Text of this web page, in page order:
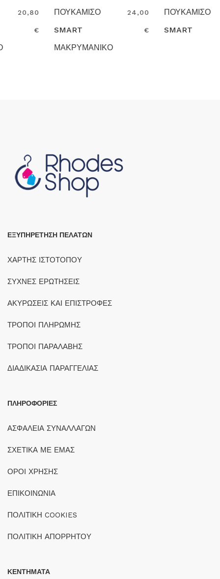
ΠΟΥΚΑΜΙΣΟ
SMART
ΜΑΚΡΥΜΑΝΙΚΟ
24,00
ΠΟΥΚΑΜΙΣΟ
SMART
18,50 €
Search
ΕΞΥΠΗΡΕΤΗΣΗ ΠΕΛΑΤΩΝ
ΧΑΡΤΗΣ ΙΣΤΟΤΟΠΟΥ
ΣΥΧΝΕΣ ΕΡΩΤΗΣΕΙΣ
ΑΚΥΡΩΣΕΙΣ ΚΑΙ ΕΠΙΣΤΡΟΦΕΣ
ΤΡΟΠΟΙ ΠΛΗΡΩΜΗΣ
ΤΡΟΠΟΙ ΠΑΡΑΛΑΒΗΣ
ΔΙΑΔΙΚΑΣΙΑ ΠΑΡΑΓΓΕΛΙΑΣ
ΠΛΗΡΟΦΟΡΙΕΣ
ΑΣΦΑΛΕΙΑ ΣΥΝΑΛΛΑΓΩΝ
ΣΧΕΤΙΚΑ ΜΕ ΕΜΑΣ
ΟΡΟΙ ΧΡΗΣΗΣ
ΕΠΙΚΟΙΝΩΝΙΑ
ΠΟΛΙΤΙΚΗ COOKIES
ΠΟΛΙΤΙΚΗ ΑΠΟΡΡΗΤΟΥ
ΚΕΝΤΗΜΑΤΑ